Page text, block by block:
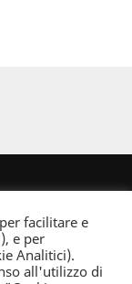
distribuita con Licenza
facilitare e
e per
Analitici).
all'utilizzo di